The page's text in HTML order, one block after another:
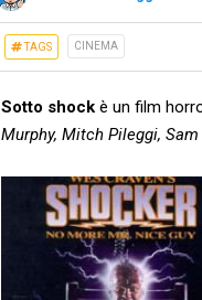
TAGS CINEMA
Sotto shock è un film
Murphy, Mitch Pileggi,